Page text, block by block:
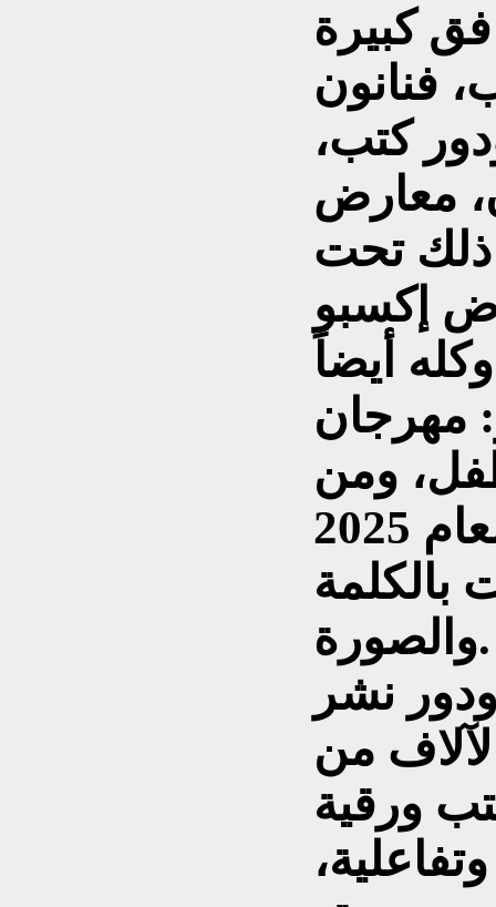
كبيرة
فنانون
كتب،
معارض
تحت
إكسبو
أيضاً
مهرجان
ومن
دورته السادسة عشرة لعام 2025
بالكلمة
والصورة.
نشر
من
ورقية